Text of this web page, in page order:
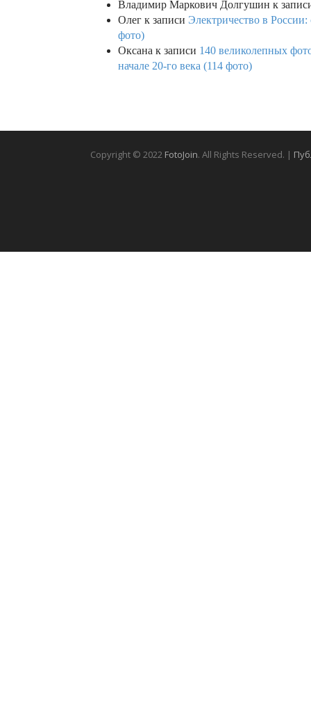
Владимир Маркович Долгушин к
Олег к записи Электричество в
фото)
Оксана к записи 140 великолепных
начале 20-го века (114 фото)
Copyright © 2022 FotoJoin. All Rights Reserved. |